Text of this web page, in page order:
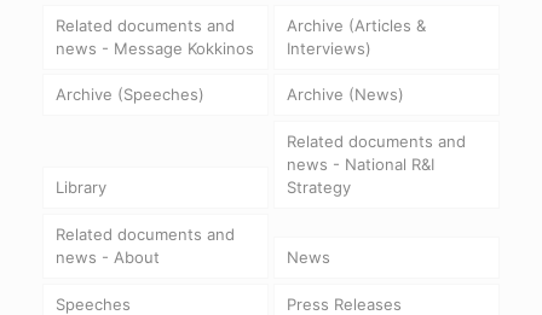
Related documents and
news - Message Kokkinos
Archive (Articles &
Interviews)
Archive (Speeches) Archive (News)
Library
Related documents and
news - National R&I
Strategy
Related documents and
news - About
News
Speeches Press Releases